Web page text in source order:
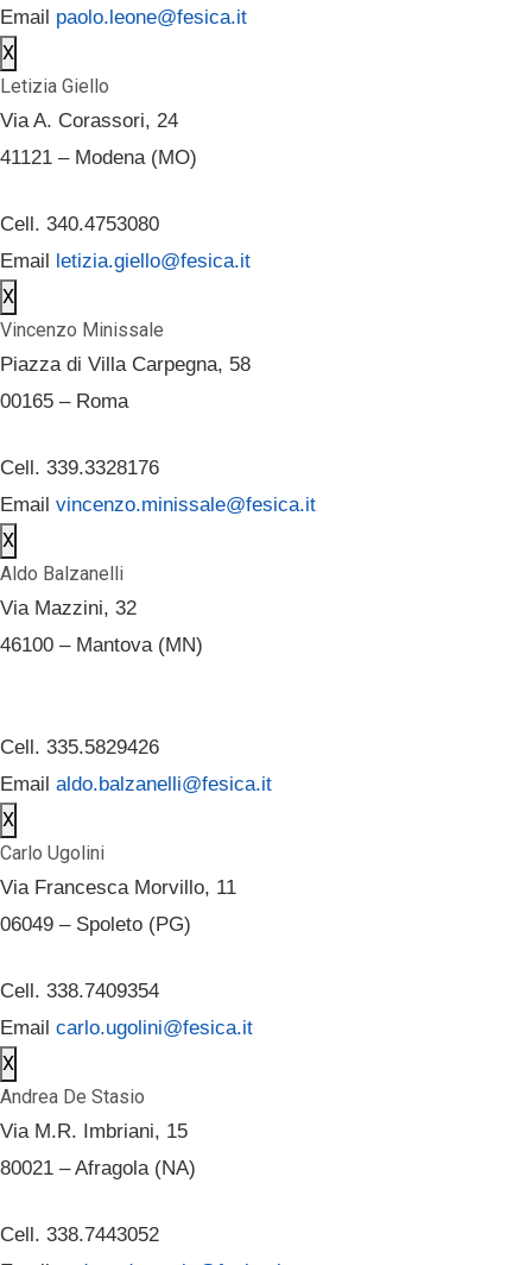
Email paolo.leone@fesica.it
X
Letizia Giello
Via A. Corassori, 24
41121 – Modena (MO)
Cell. 340.4753080
Email letizia.giello@fesica.it
X
Vincenzo Minissale
Piazza di Villa Carpegna, 58
00165 – Roma
Cell. 339.3328176
Email vincenzo.minissale@fesica.it
X
Aldo Balzanelli
Via Mazzini, 32
46100 – Mantova (MN)
Cell. 335.5829426
Email aldo.balzanelli@fesica.it
X
Carlo Ugolini
Via Francesca Morvillo, 11
06049 – Spoleto (PG)
Cell. 338.7409354
Email carlo.ugolini@fesica.it
X
Andrea De Stasio
Via M.R. Imbriani, 15
80021 – Afragola (NA)
Cell. 338.7443052